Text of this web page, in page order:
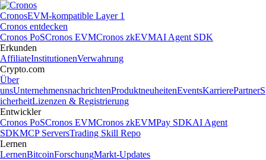
CronosEVM-kompatible Layer 1
Cronos entdecken
Cronos PoSCronos EVMCronos zkEVMAI Agent SDK
Erkunden
AffiliateInstitutionenVerwahrung
Crypto.com
Über
unsUnternehmensnachrichtenProduktneuheitenEventsKarrierePartnerS
icherheitLizenzen & Registrierung
Entwickler
Cronos PoSCronos EVMCronos zkEVMPay SDKAI Agent
SDKMCP ServersTrading Skill Repo
Lernen
LernenBitcoinForschungMarkt-Updates